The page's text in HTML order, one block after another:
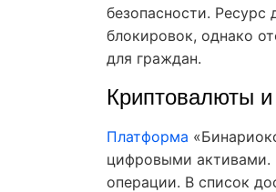
безопасности. Ресурс
блокировок, однако
для граждан.
Криптовалюты
Платформа
цифровыми активами.
операции. В список